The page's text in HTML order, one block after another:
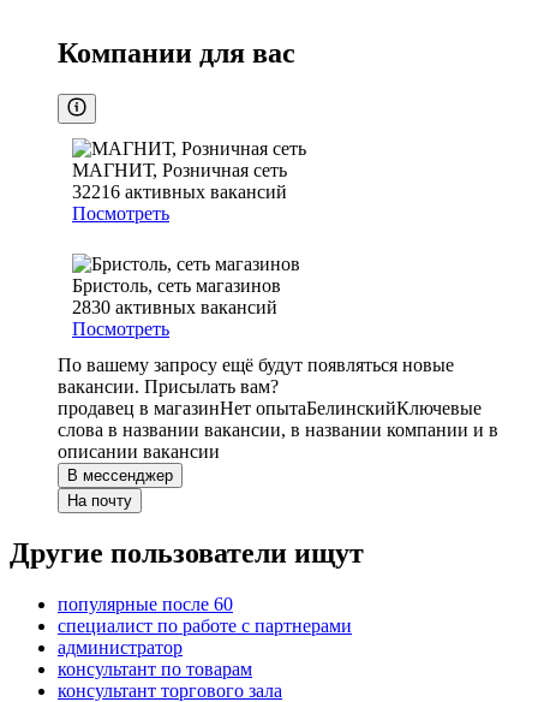
Компании для вас
МАГНИТ, Розничная сеть
32216 активных вакансий
Посмотреть
Бристоль, сеть магазинов
2830 активных вакансий
Посмотреть
По вашему запросу ещё будут появляться новые
вакансии. Присылать вам?
продавец в магазинНет опытаБелинскийКлючевые
слова в названии вакансии, в названии компании и в
описании вакансии
В мессенджер
На почту
Другие пользователи ищут
популярные после 60
специалист по работе с партнерами
администратор
консультант по товарам
консультант торгового зала